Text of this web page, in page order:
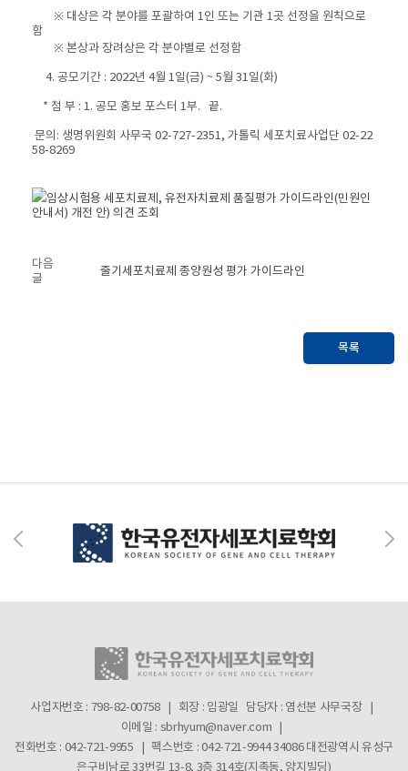
※ 대상은 각 분야를 포괄하여 1인 또는 기관 1곳 선정을 원칙으로
함
※ 본상과 장려상은 각 분야별로 선정함
4. 공모기간 : 2022년 4월 1일(금) ~ 5월 31일(화)
* 첨 부 : 1. 공모 홍보 포스터 1부. 끝.
문의 : 생명위원회 사무국 02-727-2351, 가톨릭 세포치료사업단 02-22
58-8269
임상시험용 세포치료제, 유전자치료제 품질평가 가이드라인(민원인
안내서) 개전 안) 의견 조회
다음
글
줄기세포치료제 종양원성 평가 가이드라인
목록
사업자번호 : 798-82-00758 | 회장 : 임광일 담당자 : 염선분 사무국장 |
이메일 : sbrhyum@naver.com |
전화번호 : 042-721-9955 | 팩스번호 : 042-721-994434086 대전광역시 유성구
은구비남로 33번길 13-8, 3층 314호(지족동, 양지빌딩)